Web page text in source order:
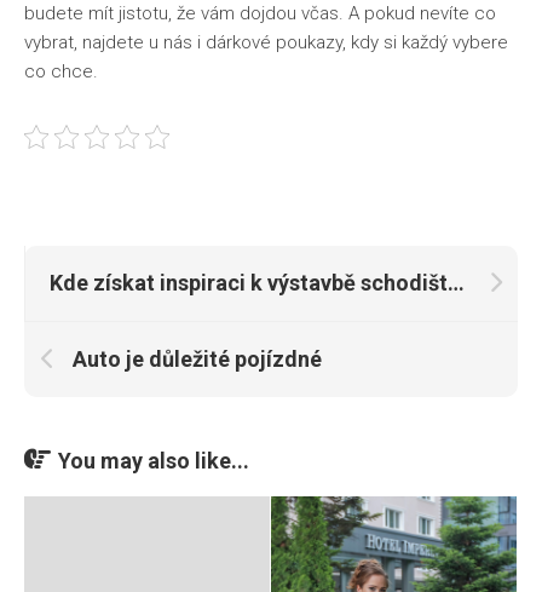
budete mít jistotu, že vám dojdou včas. A pokud nevíte co
vybrat, najdete u nás i dárkové poukazy, kdy si každý vybere
co chce.
Kde získat inspiraci k výstavbě schodiště v domě
Auto je důležité pojízdné
You may also like...